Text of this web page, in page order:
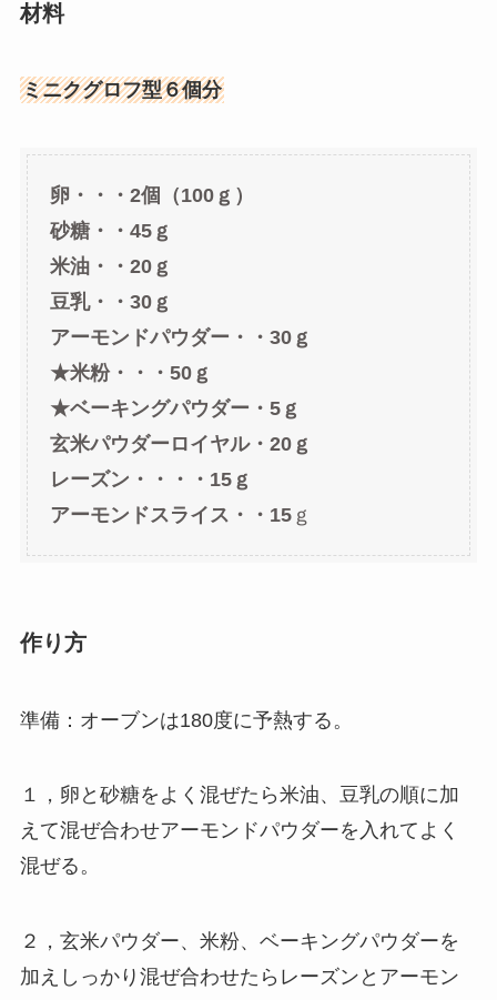
材料
ミニクグロフ型６個分
卵・・・2個（100ｇ）
砂糖・・45ｇ
米油・・20ｇ
豆乳・・30ｇ
アーモンドパウダー・・30ｇ
★米粉・・・50ｇ
★ベーキングパウダー・5ｇ
玄米パウダーロイヤル・20ｇ
レーズン・・・・15ｇ
アーモンドスライス・・15ｇ
作り方
準備：オーブンは180度に予熱する。
１，卵と砂糖をよく混ぜたら米油、豆乳の順に加
えて混ぜ合わせアーモンドパウダーを入れてよく
混ぜる。
２，玄米パウダー、米粉、ベーキングパウダーを
加えしっかり混ぜ合わせたらレーズンとアーモン